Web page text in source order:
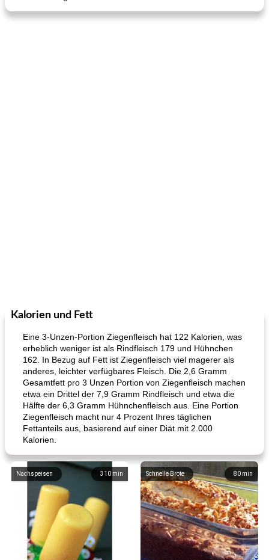
Kalorien und Fett
Eine 3-Unzen-Portion Ziegenfleisch hat 122 Kalorien, was
erheblich weniger ist als Rindfleisch 179 und Hühnchen
162. In Bezug auf Fett ist Ziegenfleisch viel magerer als
anderes, leichter verfügbares Fleisch. Die 2,6 Gramm
Gesamtfett pro 3 Unzen Portion von Ziegenfleisch machen
etwa ein Drittel der 7,9 Gramm Rindfleisch und etwa die
Hälfte der 6,3 Gramm Hühnchenfleisch aus. Eine Portion
Ziegenfleisch macht nur 4 Prozent Ihres täglichen
Fettanteils aus, basierend auf einer Diät mit 2.000
Kalorien.
310 min
Nachspeisen 80 min
Schnelle Brote